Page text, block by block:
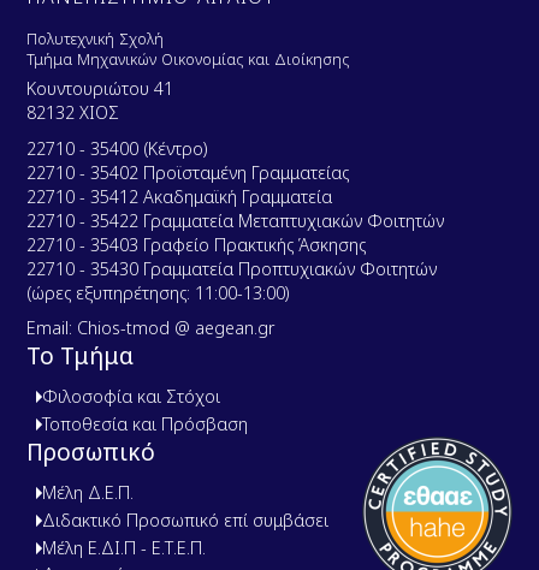
t
Πολυτεχνική Σχολή
Τμήμα Μηχανικών Οικονομίας και Διοίκησης
Κουντουριώτου 41
82132 ΧΙΟΣ
22710 - 35400 (Κέντρο)
22710 - 35402 Προϊσταμένη Γραμματείας
22710 - 35412 Ακαδημαϊκή Γραμματεία
22710 - 35422 Γραμματεία Μεταπτυχιακών Φοιτητών
22710 - 35403 Γραφείο Πρακτικής Άσκησης
22710 - 35430 Γραμματεία Προπτυχιακών Φοιτητών
(ώρες εξυπηρέτησης: 11:00-13:00)
Email: Chios-tmod @ aegean.gr
Το Τμήμα
Φιλοσοφία και Στόχοι
Τοποθεσία και Πρόσβαση
Προσωπικό
Μέλη Δ.Ε.Π.
Διδακτικό Προσωπικό επί συμβάσει
Μέλη Ε.ΔΙ.Π - Ε.Τ.Ε.Π.